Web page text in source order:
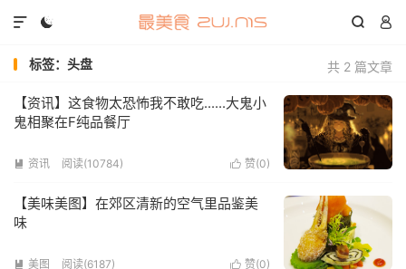
  

共 2 篇文章
标签：头盘
【资讯】这食物太恐怖我不敢吃......大鬼小
鬼相聚在F纯品餐厅
 赞(0)
 资讯 阅读(10784)
【美味美图】在郊区清新的空气里品鉴美
味
 赞(0)
 美图 阅读(6187)